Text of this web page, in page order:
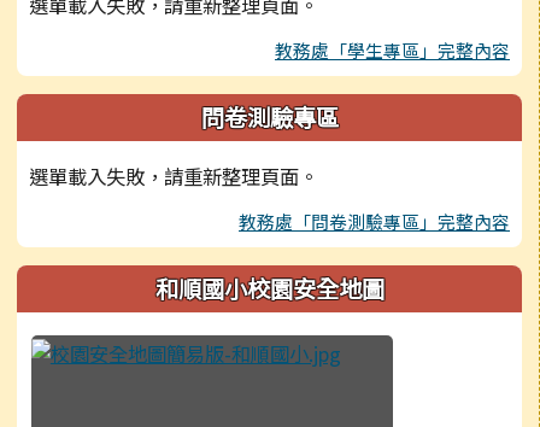
教務處「學生專區」完整內容
問卷測驗專區
選單載入失敗，請重新整理頁面。
教務處「問卷測驗專區」完整內容
和順國小校園安全地圖